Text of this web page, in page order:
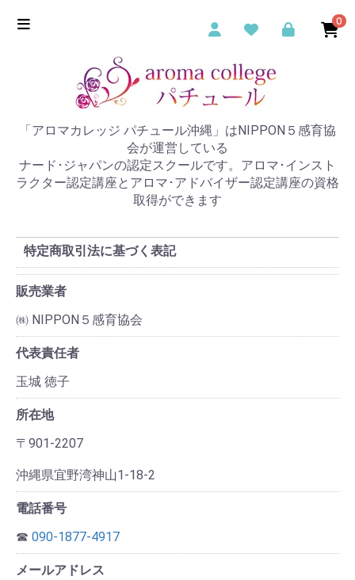
0
「アロマカレッジ パチュール沖縄」はNIPPON５感育協
会が運営している
ナード･ジャパンの認定スクールです。アロマ･インスト
ラクター認定講座とアロマ･アドバイザー認定講座の資格
取得ができます
特定商取引法に基づく表記
販売業者
㈱ NIPPON５感育協会
代表責任者
玉城 徳子
所在地
〒901-2207
沖縄県宜野湾神山1-18-2
電話番号
☎ 090-1877-4917
メールアドレス